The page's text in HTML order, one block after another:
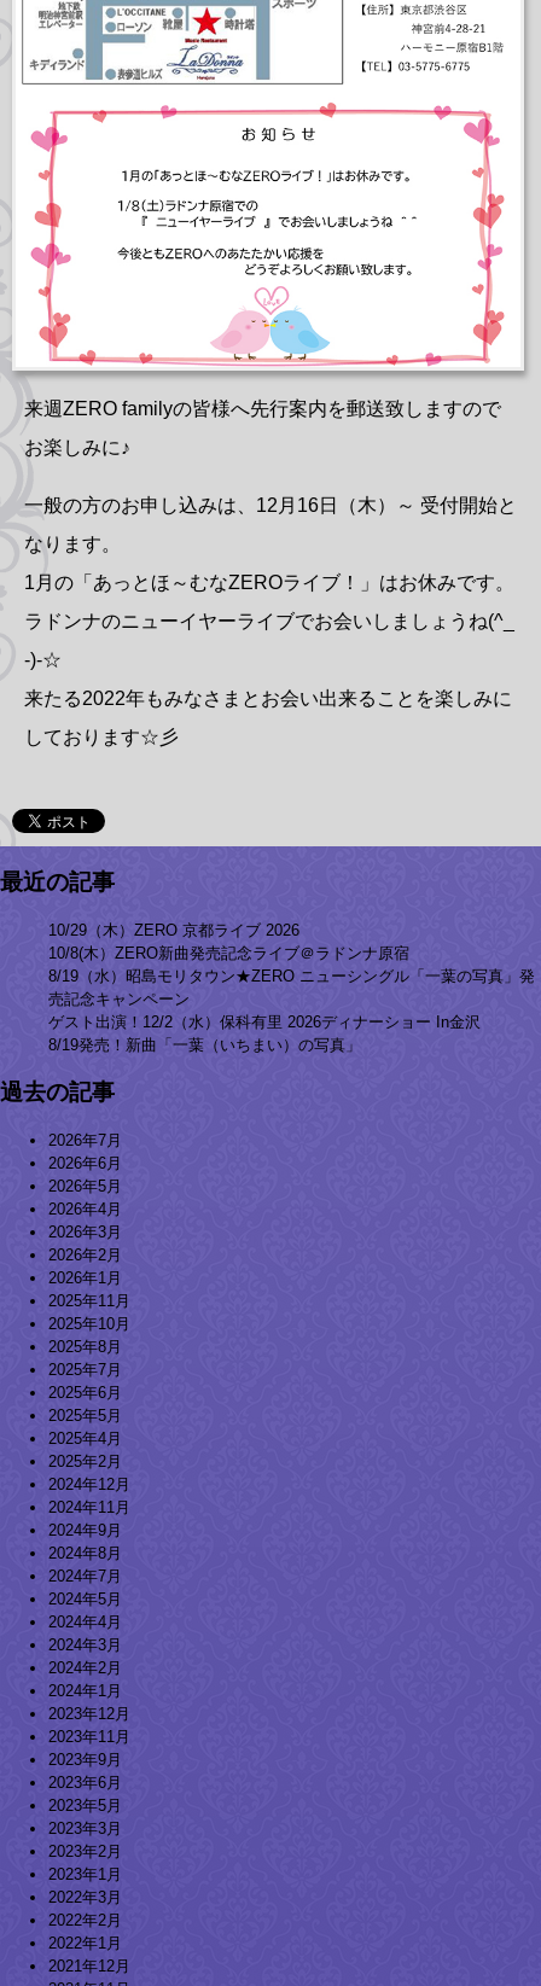
来週ZERO familyの皆様へ先行案内を郵送致しますので
お楽しみに♪
一般の方のお申し込みは、12月16日（木）～ 受付開始と
なります。
1月の「あっとほ～むなZEROライブ！」はお休みです。
ラドンナのニューイヤーライブでお会いしましょうね(^_
-)-☆
来たる2022年もみなさまとお会い出来ることを楽しみに
しております☆彡
最近の記事
10/29（木）ZERO 京都ライブ 2026
10/8(木）ZERO新曲発売記念ライブ＠ラドンナ原宿
8/19（水）昭島モリタウン★ZERO ニューシングル「一葉の写真」発
売記念キャンペーン
ゲスト出演！12/2（水）保科有里 2026ディナーショー In金沢
8/19発売！新曲「一葉（いちまい）の写真」
過去の記事
2026年7月
2026年6月
2026年5月
2026年4月
2026年3月
2026年2月
2026年1月
2025年11月
2025年10月
2025年8月
2025年7月
2025年6月
2025年5月
2025年4月
2025年2月
2024年12月
2024年11月
2024年9月
2024年8月
2024年7月
2024年5月
2024年4月
2024年3月
2024年2月
2024年1月
2023年12月
2023年11月
2023年9月
2023年6月
2023年5月
2023年3月
2023年2月
2023年1月
2022年3月
2022年2月
2022年1月
2021年12月